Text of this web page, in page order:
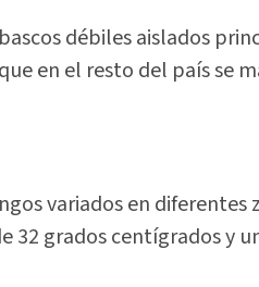
débiles aislados
en el resto del país se
variados en diferentes
32 grados centígrados y